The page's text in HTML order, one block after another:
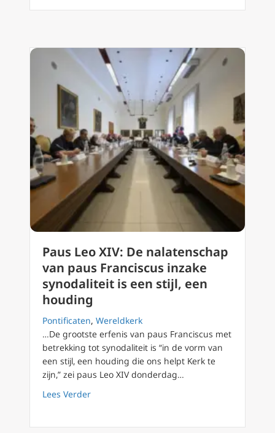
Paus Leo XIV: De nalatenschap
van paus Franciscus inzake
synodaliteit is een stijl, een
houding
Pontificaten, Wereldkerk
…De grootste erfenis van paus Franciscus met
betrekking tot synodaliteit is “in de vorm van
een stijl, een houding die ons helpt Kerk te
zijn,” zei paus Leo XIV donderdag…
Lees Verderabout Paus Leo XIV: De nalatenschap van